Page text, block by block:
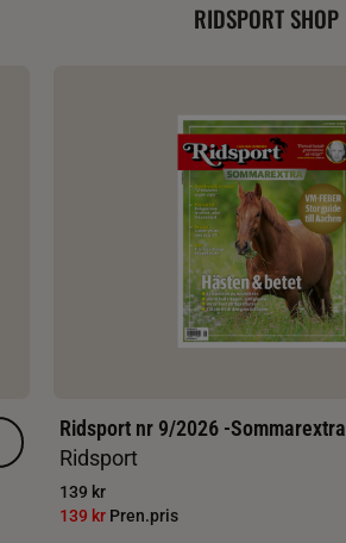
RIDSPORT SHOP
Ridsport nr 9/2026 -Sommarextra
Ridsport
139 kr
139 kr Pren.pris